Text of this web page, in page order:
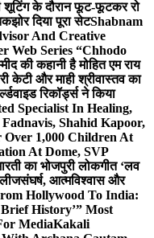
शूटिंग के दौरान फूट-फूटकर रो
दिया पूरा सेटShabnam
And Creative
Web Series “Chhodo
की कहानी है मोहित एम राय
केटी और माही श्रीवास्तव का
रिकॉर्ड्स ने किया
Specialist In Healing,
Shahid Kapoor,
Over 1,000 Children At
At Dome, SVP
का भोजपुरी लोकगीत ‘लव
संघर्ष, आत्मविश्वास और
Hollywood To India:
History’” Most
MediaKakali